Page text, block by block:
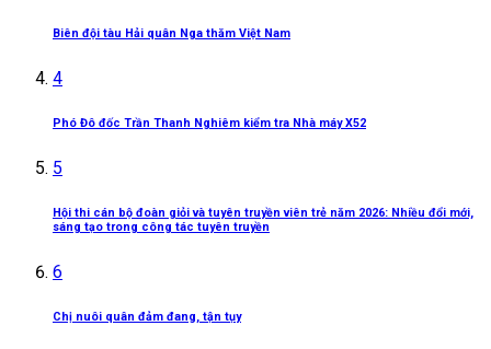
Biên đội tàu Hải quân Nga thăm Việt Nam
4
Phó Đô đốc Trần Thanh Nghiêm kiểm tra Nhà máy X52
5
Hội thi cán bộ đoàn giỏi và tuyên truyền viên trẻ năm 2026: Nhiều đổi mới,
sáng tạo trong công tác tuyên truyền
6
Chị nuôi quân đảm đang, tận tụy